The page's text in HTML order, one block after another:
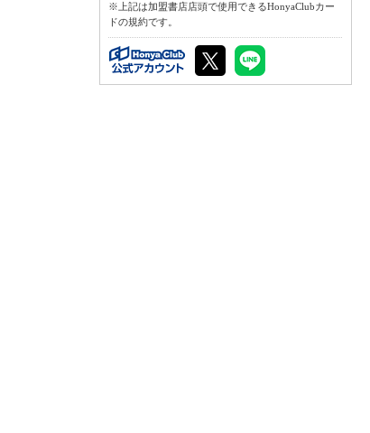
※上記は加盟書店店頭で使用できるHonyaClubカー
ドの規約です。